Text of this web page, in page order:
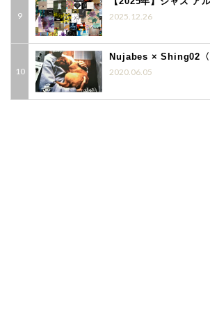
2025.12.26
Nujabes × Shing02
2020.06.05